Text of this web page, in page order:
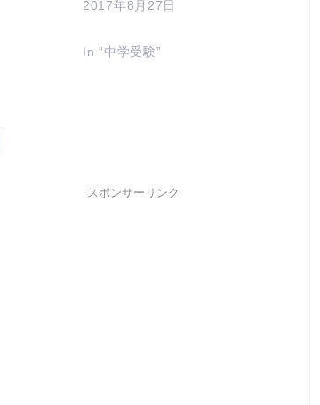
2017年8月27日
In “中学受験”
スポンサーリンク